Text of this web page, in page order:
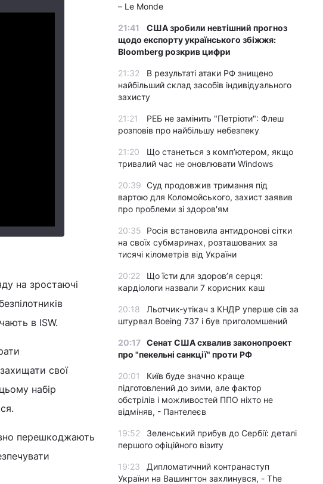
на зростаючі
в ISW.
свої
набір
перешкоджають
– Le Monde
21:41
США зробили невтішний прогноз
щодо експорту українського збіжжя:
Bloomberg розкрив цифри
21:32
В результаті атаки РФ знищено
найбільший склад засобів індивідуального
захисту
21:21
РЕБ не замінить "Петріоти": Флеш
розповів про найбільшу небезпеку
21:20
Що станеться з комп’ютером, якщо
тривалий час не оновлювати Windows
20:39 Суд продовжив тримання під
вартою для Коломойського, захист заявив
про проблеми зі здоров'ям
20:35
Росія встановила антидронові сітки
на своїх субмаринах, розташованих за
тисячі кілометрів від України
20:22
Що їсти для здоров’я серця:
кардіологи назвали 7 корисних каш
20:18
Льотчик-утікач з КНДР уперше сів за
штурвал Boeing 737 і був приголомшений
20:17 Сенат США схвалив законопроект
про "пекельні санкції" проти РФ
20:01
Київ буде значно краще
підготовлений до зими, але фактор
обстрілів і можливостей ППО ніхто не
відміняв, - Пантелеєв
19:52
Зеленський прибув до Сербії: деталі
першого офіційного візиту
19:23
Дипломатичний контранаступ
України на Вашингтон захлинувся, - The